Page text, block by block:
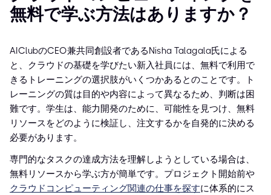
無料で学ぶ方法はありますか？
AIClubのCEO兼共同創設者であるNisha Talagala氏による
と、クラウドの基礎を学びたい新入社員には、無料で利用で
きるトレーニングの選択肢がいくつかあるとのことです。ト
レーニングの質は目的や内容によって異なるため、判断は困
難です。学生は、能力開発のために、可能性を見つけ、無料
リソースをどのように検証し、注文するかを自発的に決める
必要があります。
専門的なタスクの達成方法を理解しようとしている場合は、
無料リソースから学ぶ方が簡単です。プロジェクト開始前や
クラウドコンピューティング関連の仕事を探すに体系的にス